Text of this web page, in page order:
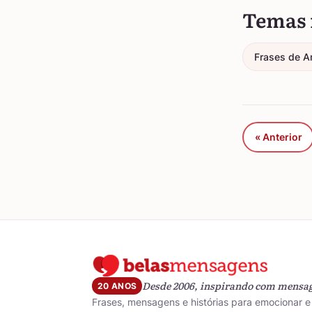
Frases de
« Anterior
20 ANOS Desde 2006, inspirando com
Frases, mensagens e histórias para emocionar e